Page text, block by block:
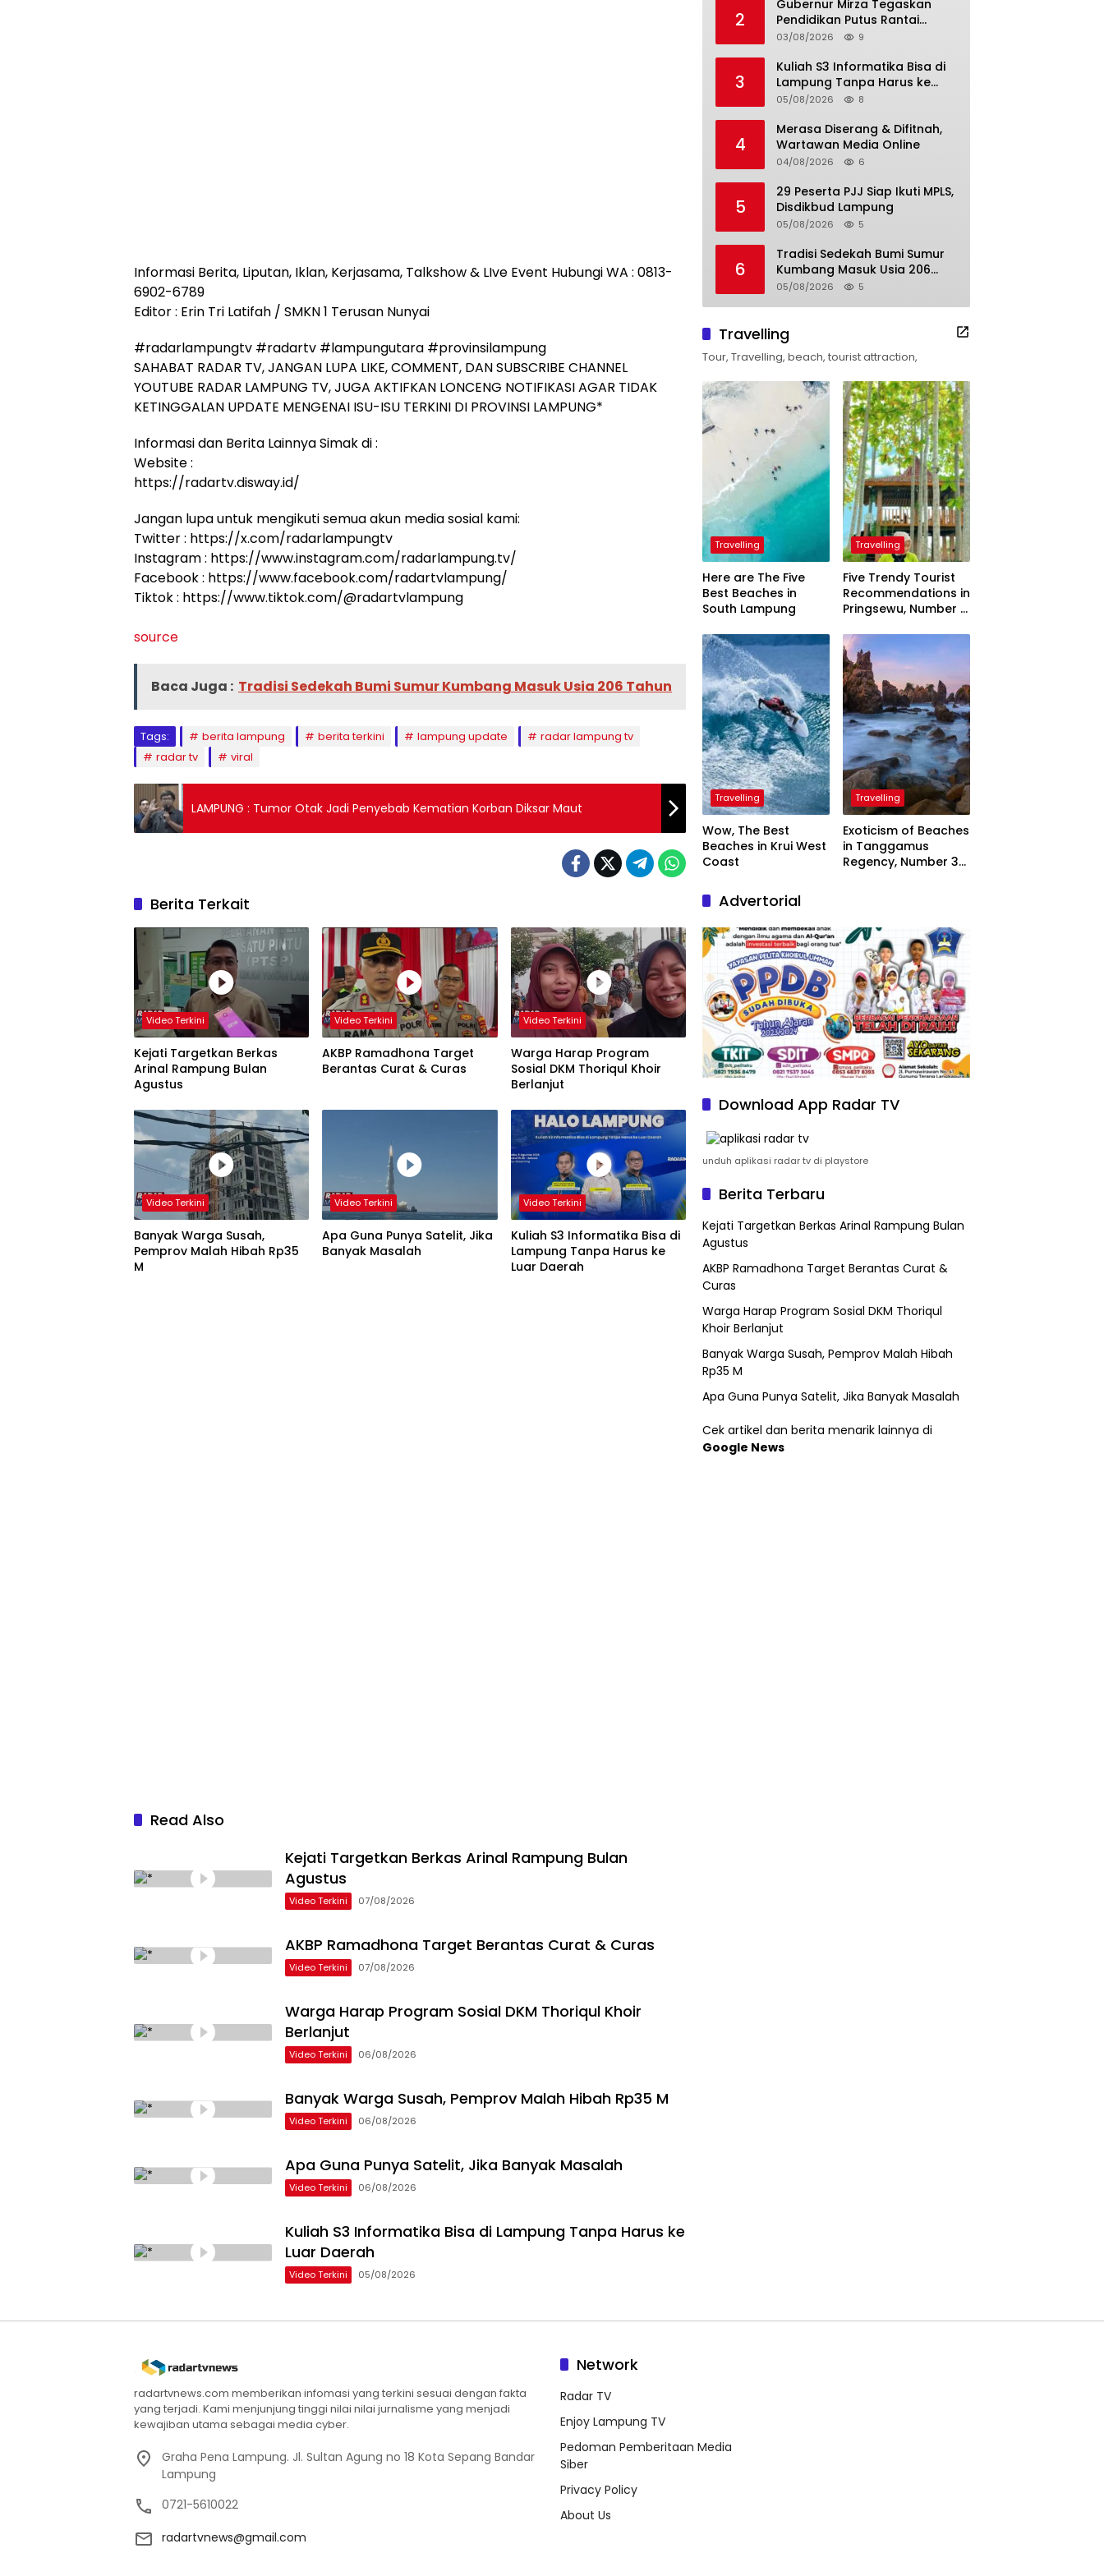
Informasi Berita, Liputan, Iklan, Kerjasama, Talkshow & LIve Event Hubungi WA : 0813-
6902-6789
Editor : Erin Tri Latifah / SMKN 1 Terusan Nunyai
#radarlampungtv #radartv #lampungutara #provinsilampung
SAHABAT RADAR TV, JANGAN LUPA LIKE, COMMENT, DAN SUBSCRIBE CHANNEL
YOUTUBE RADAR LAMPUNG TV, JUGA AKTIFKAN LONCENG NOTIFIKASI AGAR TIDAK
KETINGGALAN UPDATE MENGENAI ISU-ISU TERKINI DI PROVINSI LAMPUNG*
Informasi dan Berita Lainnya Simak di :
Website :
https://radartv.disway.id/
Jangan lupa untuk mengikuti semua akun media sosial kami:
Twitter : https://x.com/radarlampungtv
Instagram : https://www.instagram.com/radarlampung.tv/
Facebook : https://www.facebook.com/radartvlampung/
Tiktok : https://www.tiktok.com/@radartvlampung
source
Baca Juga : Tradisi Sedekah Bumi Sumur Kumbang Masuk Usia 206 Tahun
Tags: berita lampung berita terkini lampung update
radar lampung tv
radar tv
viral
LAMPUNG : Tumor Otak Jadi Penyebab Kematian Korban Diksar Maut
Berita Terkait
Video Terkini
Kejati Targetkan Berkas
Arinal Rampung Bulan
Agustus
Video Terkini
AKBP Ramadhona Target
Berantas Curat & Curas
Video Terkini
Warga Harap Program
Sosial DKM Thoriqul Khoir
Berlanjut
Video Terkini
Banyak Warga Susah,
Pemprov Malah Hibah Rp35
M
Video Terkini
Apa Guna Punya Satelit, Jika
Banyak Masalah
Video Terkini
Kuliah S3 Informatika Bisa di
Lampung Tanpa Harus ke
Luar Daerah
Read Also
Kejati Targetkan Berkas Arinal Rampung Bulan
Agustus
Video Terkini 07/08/2026
AKBP Ramadhona Target Berantas Curat & Curas
Video Terkini 07/08/2026
Warga Harap Program Sosial DKM Thoriqul Khoir
Berlanjut
Video Terkini 06/08/2026
Banyak Warga Susah, Pemprov Malah Hibah Rp35 M
Video Terkini 06/08/2026
Apa Guna Punya Satelit, Jika Banyak Masalah
Video Terkini 06/08/2026
Kuliah S3 Informatika Bisa di Lampung Tanpa Harus ke
Luar Daerah
Video Terkini 05/08/2026
2
Gubernur Mirza Tegaskan
Pendidikan Putus Rantai
Kemiskinan
03/08/2026 9
3
Kuliah S3 Informatika Bisa di
Lampung Tanpa Harus ke
Luar Daerah
05/08/2026 8
4
Merasa Diserang & Difitnah,
Wartawan Media Online
04/08/2026 6
5
29 Peserta PJJ Siap Ikuti MPLS,
Disdikbud Lampung
05/08/2026 5
6
Tradisi Sedekah Bumi Sumur
Kumbang Masuk Usia 206
Tahun
05/08/2026 5
Travelling
Tour, Travelling, beach, tourist attraction,
Travelling
Here are The Five
Best Beaches in
South Lampung
Travelling
Five Trendy Tourist
Recommendations in
Pringsewu, Number 3
President
Travelling
Wow, The Best
Beaches in Krui West
Coast
Travelling
Exoticism of Beaches
in Tanggamus
Regency, Number 3
Advertorial
Download App Radar TV
unduh aplikasi radar tv di playstore
Berita Terbaru
Kejati Targetkan Berkas Arinal Rampung Bulan
Agustus
AKBP Ramadhona Target Berantas Curat &
Curas
Warga Harap Program Sosial DKM Thoriqul
Khoir Berlanjut
Banyak Warga Susah, Pemprov Malah Hibah
Rp35 M
Apa Guna Punya Satelit, Jika Banyak Masalah
Cek artikel dan berita menarik lainnya di
Google News
radartvnews.com memberikan infomasi yang terkini sesuai dengan fakta
yang terjadi. Kami menjunjung tinggi nilai nilai jurnalisme yang menjadi
kewajiban utama sebagai media cyber.
Graha Pena Lampung. Jl. Sultan Agung no 18 Kota Sepang Bandar
Lampung
0721-5610022
radartvnews@gmail.com
Network
Radar TV
Enjoy Lampung TV
Pedoman Pemberitaan Media
Siber
Privacy Policy
About Us